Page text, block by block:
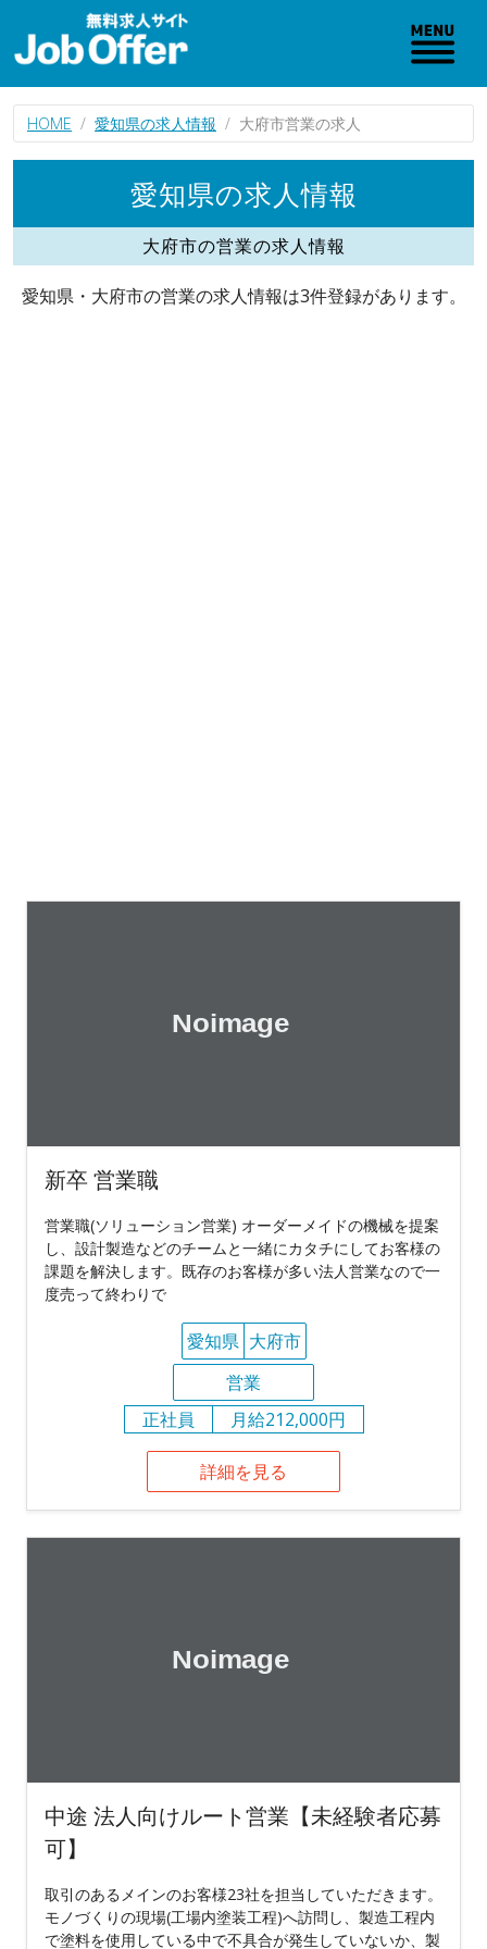
HOME 愛知県の求人情報 大府市営業の求人
愛知県の求人情報
大府市の営業の求人情報
愛知県・大府市の営業の求人情報は3件登録があります。
新卒 営業職
営業職(ソリューション営業) オーダーメイドの機械を提案
し、設計製造などのチームと一緒にカタチにしてお客様の
課題を解決します。既存のお客様が多い法人営業なので一
度売って終わりで
愛知県 大府市
営業
正社員
月給212,000円
詳細を見る
中途 法人向けルート営業【未経験者応募
可】
取引のあるメインのお客様23社を担当していただきます。
モノづくりの現場(工場内塗装工程)へ訪問し、製造工程内
で塗料を使用している中で不具合が発生していないか、製